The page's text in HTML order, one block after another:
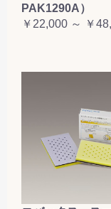
PAK1290A）
￥22,000 ～ ￥